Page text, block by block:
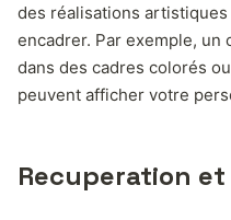
des réalisations
encadrer. Par exemple, un
dans des cadres colorés
peuvent afficher votre
Recuperation